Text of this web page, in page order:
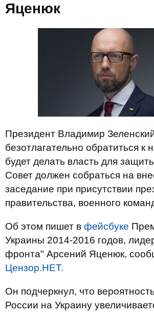
Яценюк
Президент Владимир
безотлагательно обратиться к
будет делать власть для
Совет должен собраться на
заседание при присутствии
правительства, военного
Об этом пишет в фейсбуке
Украины 2014-2016 годов,
фронта" Арсений Яценюк,
Цензор.НЕТ.
Он подчеркнул, что
России на Украину